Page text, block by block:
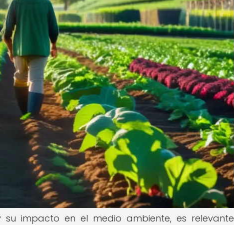
impacto en el medio ambiente, es relevante